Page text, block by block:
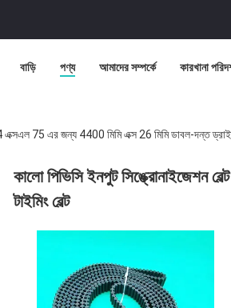
বাড়ি পণ্য আমাদের সম্পর্কে কারখানা
এক্সএল 75 এর জন্য 4400 মিমি এক্স 26 মিমি ডাবল-দন্ত ড্রাইভ
কালো পিভিসি ইনপুট সিঙ্ক্রোনাইজেশন
টাইমিং বেল্ট